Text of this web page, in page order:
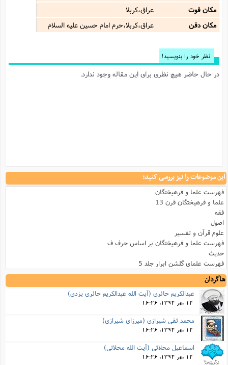
مکان فوت
عراق،کربلا
مکان دفن
عراق،کربلا،حرم امام حسین علیه السلام
نظر خود را بنویسید!
در حال حاضر هیچ نظری برای این مقاله وجود ندارد.
این موضوعات را نیز بررسی کنید:
فهرست علما و فرهیختگان
علما و فرهیختگان قرن 13
فقه
اصول
علوم قرآن و تفسیر
فهرست علما و فرهیختگان بر اساس حرف ف
حدیث
فهرست علمای گلشن ابرار جلد 5
شاگردان
عبدالکریم حائری (آیت الله عبدالکریم حائری یزدی)
12 مهر 1394, 16:26
محمد تقی شیرازی (میرزای شیرازی)
12 مهر 1394, 16:26
اسماعیل محلاتی (آیت الله محلاتی)
12 مهر 1394, 16:26